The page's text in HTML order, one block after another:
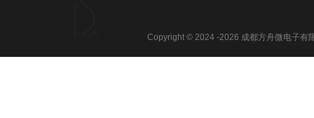
Copyright © 2024 -2026 成都方舟微电子有